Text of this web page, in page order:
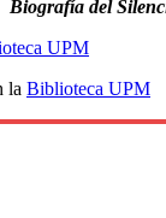
Biografía del
UPM
la Biblioteca UPM